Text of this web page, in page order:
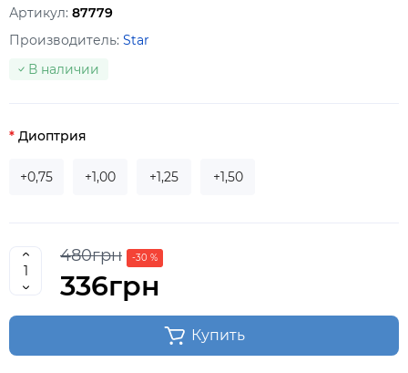
Артикул: 87779
Производитель: Star
В наличии
Диоптрия
+0,75 +1,00 +1,25 +1,50
480грн -30 %
336грн
Купить